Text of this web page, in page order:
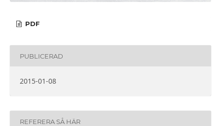
PDF
PUBLICERAD
2015-01-08
REFERERA SÅ HÄR